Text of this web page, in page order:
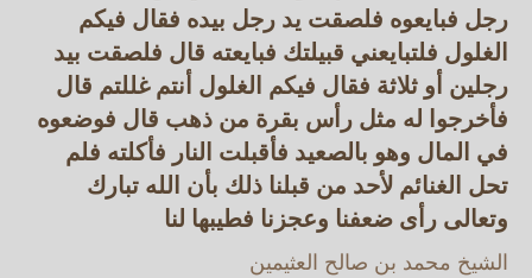
رجل فبايعوه فلصقت يد رجل بيده فقال فيكم
الغلول فلتبايعني قبيلتك فبايعته قال فلصقت بيد
رجلين أو ثلاثة فقال فيكم الغلول أنتم غللتم قال
فأخرجوا له مثل رأس بقرة من ذهب قال فوضعوه
في المال وهو بالصعيد فأقبلت النار فأكلته فلم
تحل الغنائم لأحد من قبلنا ذلك بأن الله تبارك
وتعالى رأى ضعفنا وعجزنا فطيبها لنا
الشيخ محمد بن صالح العثيمين